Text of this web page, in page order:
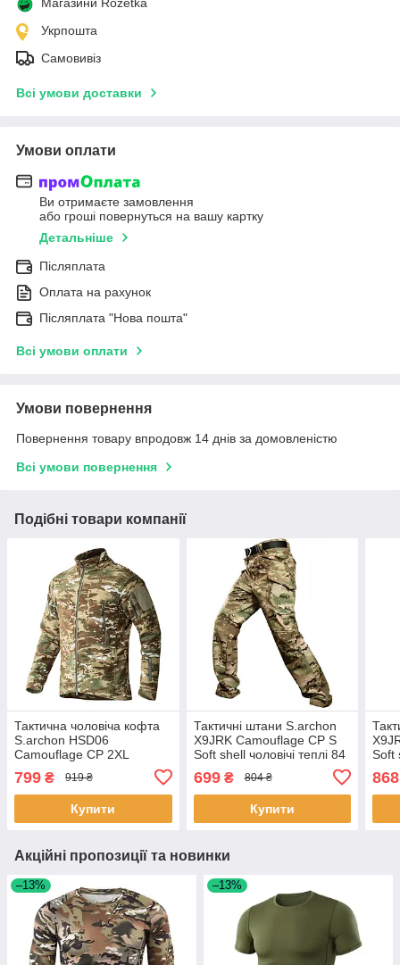
Укрпошта
Самовивіз
Всі умови доставки
Умови оплати
Ви отримаєте замовлення
або гроші повернуться на вашу картку
Детальніше
Післяплата
Оплата на рахунок
Післяплата "Нова пошта"
Всі умови оплати
Умови повернення
Повернення товару впродовж 14 днів за домовленістю
Всі умови повернення
Подібні товари компанії
Тактична чоловіча кофта
S.archon HSD06
Camouflage CP 2XL
толстовка флісова 17 шт.
799 ₴ 919 ₴
Купити
Тактичні штани S.archon
X9JRK Camouflage CP S
Soft shell чоловічі теплі 84
699₴ 804 ₴
Купити
Soft
868
Акційні пропозиції та новинки
–13% –13%